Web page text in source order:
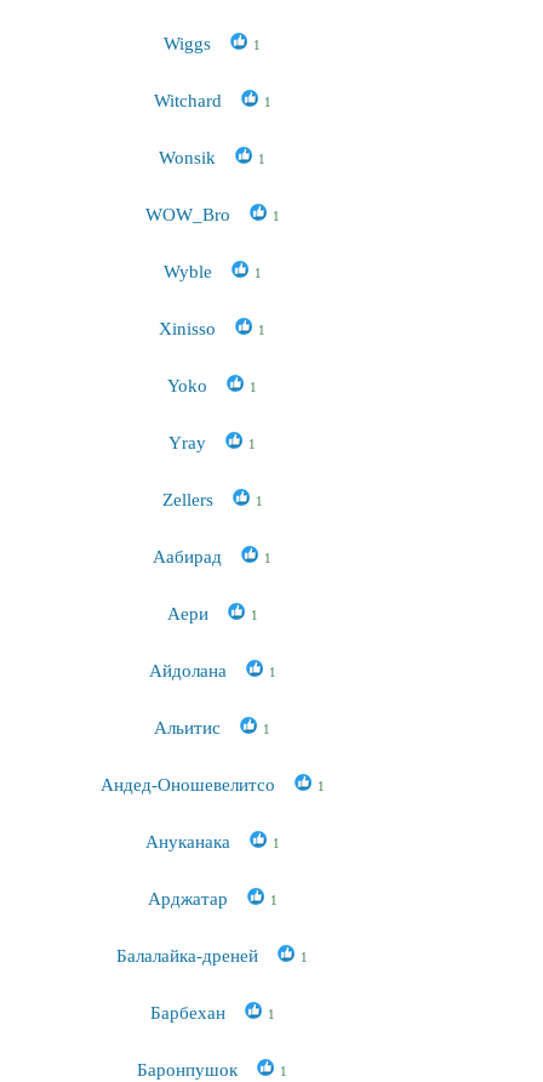
Wiggs 1
Witchard 1
Wonsik 1
WOW_Bro 1
Wyble 1
Xinisso 1
Yoko 1
Yray 1
Zellers 1
Аабирад 1
Аери 1
Айдолана 1
Альитис 1
Андед-Оношевелитсо 1
Ануканака 1
Арджатар 1
Балалайка-дреней 1
Барбехан 1
Баронпушок 1